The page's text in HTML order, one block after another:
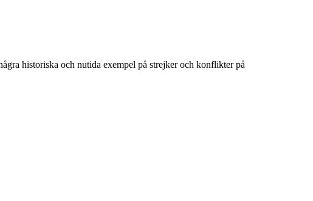
historiska och nutida exempel på strejker och konflikter på